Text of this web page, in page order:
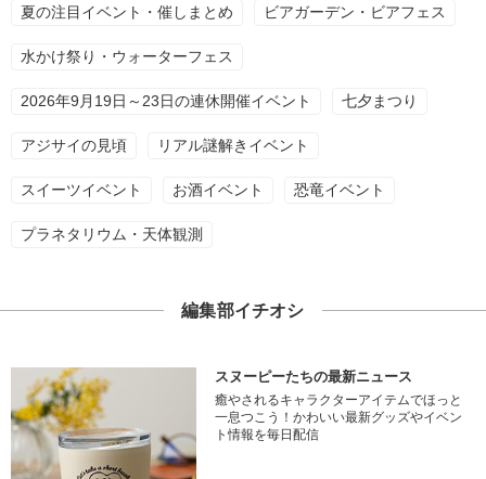
夏の注目イベント・催しまとめ ビアガーデン・ビアフェス
水かけ祭り・ウォーターフェス
2026年9月19日～23日の連休開催イベント 七夕まつり
アジサイの見頃 リアル謎解きイベント
スイーツイベント お酒イベント 恐竜イベント
プラネタリウム・天体観測
編集部イチオシ
スヌーピーたちの最新ニュース
癒やされるキャラクターアイテムでほっと
一息つこう！かわいい最新グッズやイベン
ト情報を毎日配信